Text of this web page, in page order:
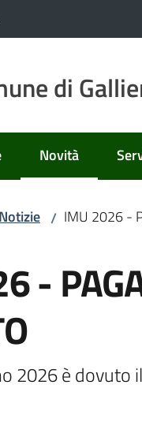
di
Novità
Menu
Notizie / IMU 2026 -
-
2026 è dovuto